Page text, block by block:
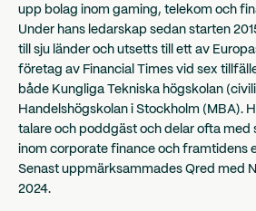
upp bolag inom gaming, telekom och
Under hans ledarskap sedan starten
till sju länder och utsetts till ett av
företag av Financial Times vid sex
både Kungliga Tekniska högskolan
Handelshögskolan i Stockholm (MBA).
talare och poddgäst och delar ofta med
inom corporate finance och framtidens
Senast uppmärksammades Qred med
2024.